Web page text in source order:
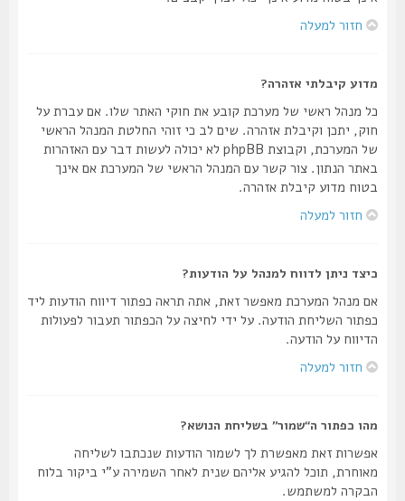
חזור למעלה
מדוע קיבלתי אזהרה?
כל מנהל ראשי של מערכת קובע את חוקי האתר שלו. אם עברת על
חוק, יתכן וקיבלת אזהרה. שים לב כי זוהי החלטת המנהל הראשי
של המערכת, וקבוצת phpBB לא יכולה לעשות דבר עם האזהרות
באתר הנתון. צור קשר עם המנהל הראשי של המערכת אם אינך
בטוח מדוע קיבלת אזהרה.
חזור למעלה
כיצד ניתן לדווח למנהל על הודעות?
אם מנהל המערכת מאפשר זאת, אתה תראה כפתור דיווח הודעות ליד
כפתור השליחת הודעה. על ידי לחיצה על הכפתור תעבור לפעולות
הדיווח על הודעה.
חזור למעלה
מהו כפתור ה“שמור” בשליחת הנושא?
אפשרות זאת מאפשרת לך לשמור הודעות שנכתבו לשליחה
מאוחרת, תוכל להגיע אליהם שנית לאחר השמירה ע"י ביקור בלוח
הבקרה למשתמש.